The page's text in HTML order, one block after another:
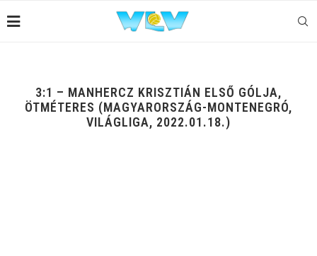
3:1 – MANHERCZ KRISZTIÁN ELSŐ GÓLJA,
ÖTMÉTERES (MAGYARORSZÁG-MONTENEGRÓ,
VILÁGLIGA, 2022.01.18.)